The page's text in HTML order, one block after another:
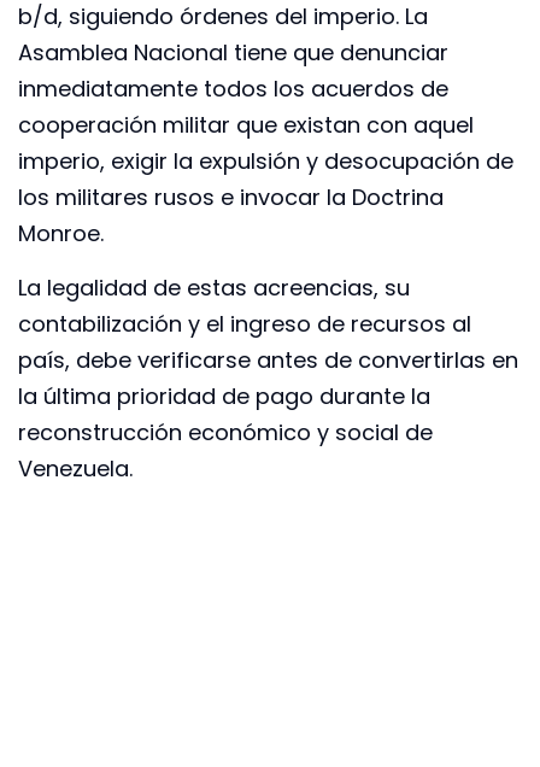
b/d, siguiendo órdenes del imperio. La
Asamblea Nacional tiene que denunciar
inmediatamente todos los acuerdos de
cooperación militar que existan con aquel
imperio, exigir la expulsión y desocupación de
los militares rusos e invocar la Doctrina
Monroe.
La legalidad de estas acreencias, su
contabilización y el ingreso de recursos al
país, debe verificarse antes de convertirlas en
la última prioridad de pago durante la
reconstrucción económico y social de
Venezuela.